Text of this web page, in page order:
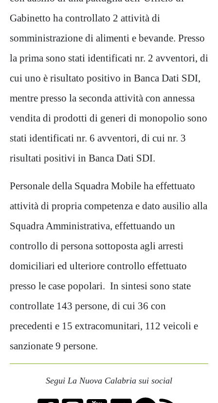
Gabinetto ha controllato 2 attività di
somministrazione di alimenti e bevande. Presso
la prima sono stati identificati nr. 2 avventori, di
cui uno è risultato positivo in Banca Dati SDI,
mentre presso la seconda attività con annessa
vendita di prodotti di generi di monopolio sono
stati identificati nr. 6 avventori, di cui nr. 3
risultati positivi in Banca Dati SDI.
Personale della Squadra Mobile ha effettuato
attività di propria competenza e dato ausilio alla
Squadra Amministrativa, effettuando un
controllo di persona sottoposta agli arresti
domiciliari ed ulteriore controllo effettuato
presso le case popolari. In sintesi sono state
controllate 143 persone, di cui 36 con
precedenti e 15 extracomunitari, 112 veicoli e
sanzionate 9 persone.
Segui La Nuova Calabria sui social